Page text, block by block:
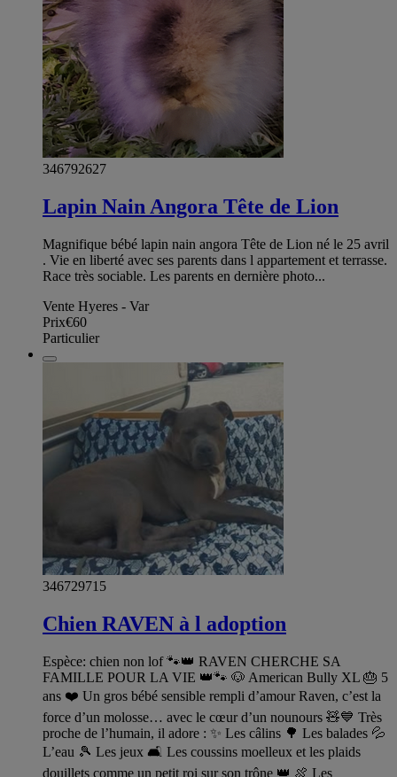
346792627
Lapin Nain Angora Tête de Lion
Magnifique bébé lapin nain angora Tête de Lion né le 25 avril
. Vie en liberté avec ses parents dans l appartement et terrasse.
Race très sociable. Les parents en dernière photo...
Vente Hyeres - Var
Prix€60
Particulier
346729715
Chien RAVEN à l adoption
Espèce: chien non lof 🐾👑 RAVEN CHERCHE SA
FAMILLE POUR LA VIE 👑🐾 🐶 American Bully XL 🎂 5
ans ❤️ Un gros bébé sensible rempli d’amour Raven, c’est la
force d’un molosse… avec le cœur d’un nounours 🧸💙 Très
proche de l’humain, il adore : ✨ Les câlins 🌳 Les balades 💦
L’eau 🎾 Les jeux 🛋️ Les coussins moelleux et les plaids
douillets comme un petit roi sur son trône 👑 🍖 Les